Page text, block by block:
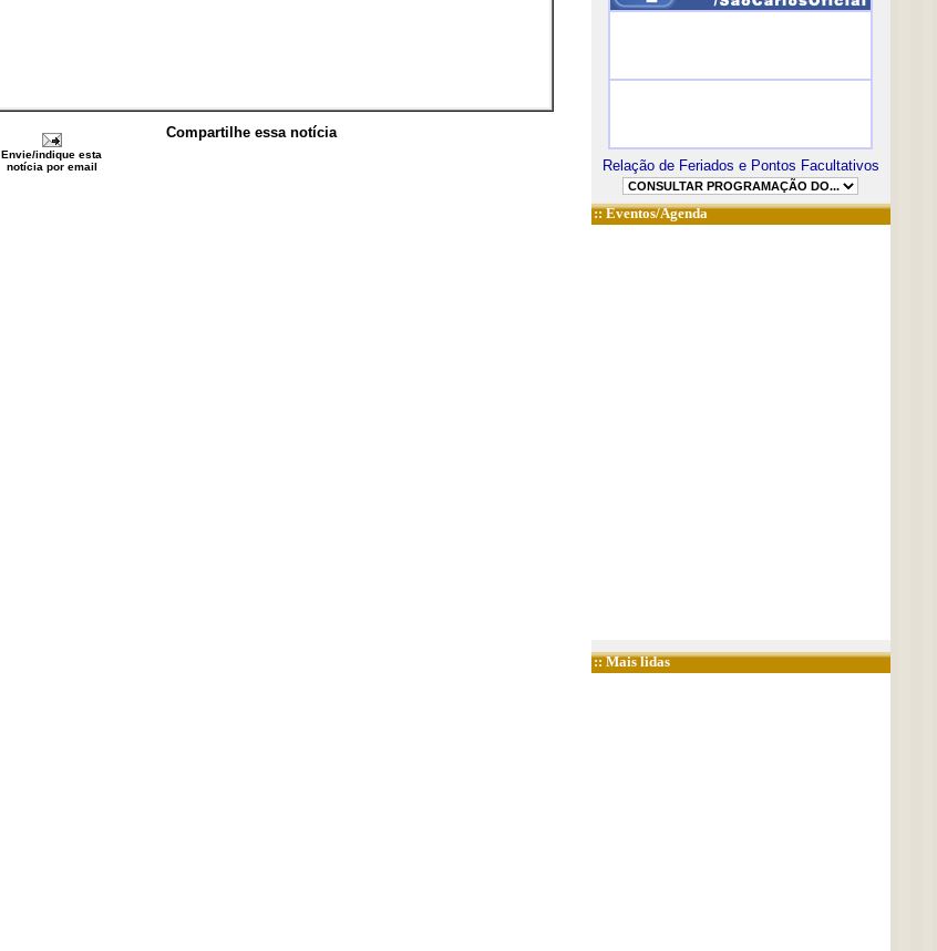
Compartilhe essa notícia
Envie/indique esta
notícia por email
Relação de Feriados e Pontos Facultativos
::Eventos/Agenda
:: Mais lidas